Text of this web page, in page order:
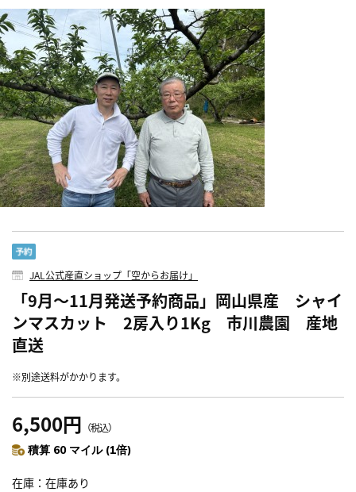
JAL公式産直ショップ「空からお届け」
「9月～11月発送予約商品」岡山県産 シャイ
ンマスカット 2房入り1Kg 市川農園 産地
直送
※別途送料がかかります。
6,500円 （税込）
積算 60 マイル (1倍)
在庫 在庫あり